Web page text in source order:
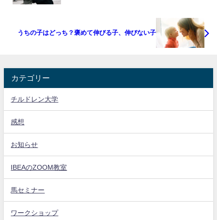
うちの子はどっち？褒めて伸びる子、伸びない子
カテゴリー
チルドレン大学
感想
お知らせ
IBEAのZOOM教室
馬セミナー
ワークショップ